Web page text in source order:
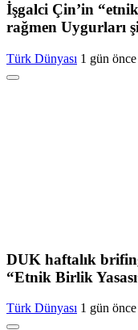
İşgalci Çin’in
rağmen Uygurları
Türk Dünyası 1 gün önce
DUK haftalık
“Etnik Birlik
Türk Dünyası 1 gün önce